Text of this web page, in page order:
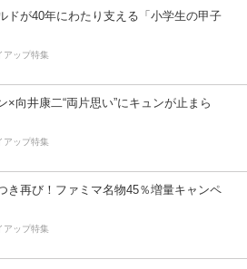
ドが40年にわたり支える「小学生の甲子
アップ特集
×向井康二“両片思い”にキュンが止まら
アップ特集
き再び！ファミマ名物45％増量キャンペ
アップ特集